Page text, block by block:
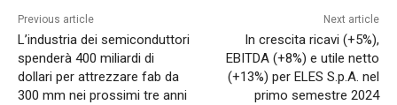
Previous article
L’industria dei semiconduttori
spenderà 400 miliardi di
dollari per attrezzare fab da
300 mm nei prossimi tre anni
Next article
In crescita ricavi (+5%),
EBITDA (+8%) e utile netto
(+13%) per ELES S.p.A. nel
primo semestre 2024